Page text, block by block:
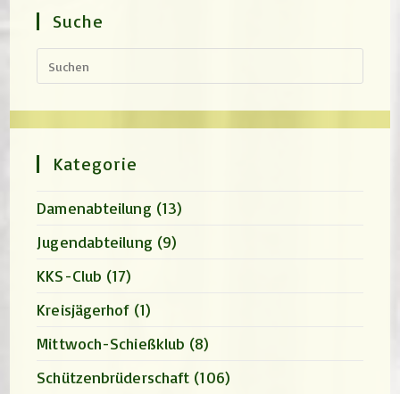
Suche
Kategorie
Damenabteilung (13)
Jugendabteilung (9)
KKS-Club (17)
Kreisjägerhof (1)
Mittwoch-Schießklub (8)
Schützenbrüderschaft (106)